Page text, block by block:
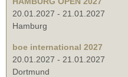
20.01.2027 - 21.01.2027
Hamburg
boe international 2027
20.01.2027 - 21.01.2027
Dortmund